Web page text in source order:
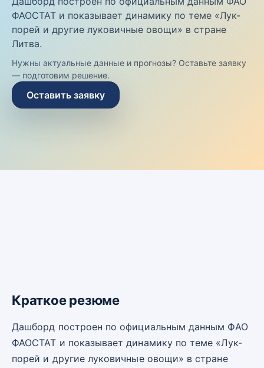
ФАОСТАТ и показывает динамику по теме «Лук-
порей и другие луковичные овощи» в стране
Литва.
Нужны актуальные данные и прогнозы? Оставьте заявку
— подготовим решение.
Оставить заявку
Краткое резюме
Дашборд построен по официальным данным ФАО
ФАОСТАТ и показывает динамику по теме «Лук-
порей и другие луковичные овощи» в стране